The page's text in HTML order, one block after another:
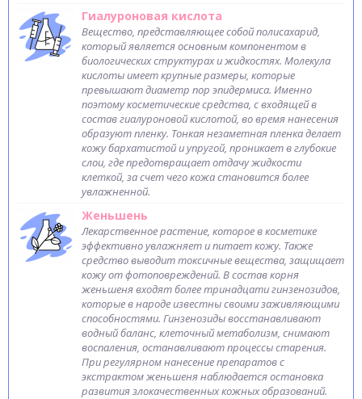
Гиалуроновая кислота
Вещество, представляющее собой полисахарид,
который является основным компонентом в
биологических структурах и жидкостях. Молекула
кислоты имеет крупные размеры, которые
превышают диаметр пор эпидермиса. Именно
поэтому косметические средства, с входящей в
состав гиалуроновой кислотой, во время нанесения
образуют пленку. Тонкая незаметная пленка делает
кожу бархатистой и упругой, проникает в глубокие
слои, где предотвращает отдачу жидкости
клеткой, за счет чего кожа становится более
увлажненной.
Женьшень
Лекарственное растение, которое в косметике
эффективно увлажняет и питает кожу. Также
средство выводит токсичные вещества, защищает
кожу от фотоповреждений. В состав корня
женьшеня входят более тринадцати гинзенозидов,
которые в народе известны своими заживляющими
способностями. Гинзенозиды восстанавливают
водный баланс, клеточный метаболизм, снимают
воспаления, останавливают процессы старения.
При регулярном нанесение препаратов с
экстрактом женьшеня наблюдается остановка
развития злокачественных кожных образований.